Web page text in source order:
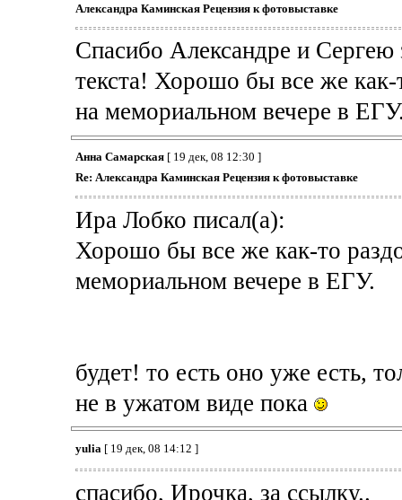
Александра Каминская Рецензия к фотовыставке
Спасибо Александре и Сергею
текста! Хорошо бы все же как-
на мемориальном вечере в
Анна Самарская[ 19 дек, 08 12:30 ]
Re: Александра Каминская Рецензия к фотовыставке
Ира Лобко писал(а):
Хорошо бы все же как-то
мемориальном вечере в ЕГУ.
будет! то есть оно уже есть,
не в ужатом виде пока
yulia [ 19 дек, 08 14:12 ]
спасибо, Ирочка, за ссылку..